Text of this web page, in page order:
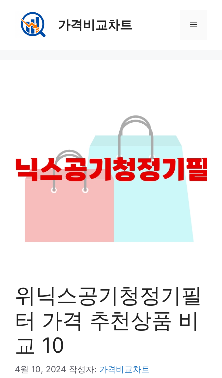
가격비교차트 메
위닉스공기청정기필
터 가격 추천상품 비
교 10
4월 10, 2024 작성자: 가격비교차트